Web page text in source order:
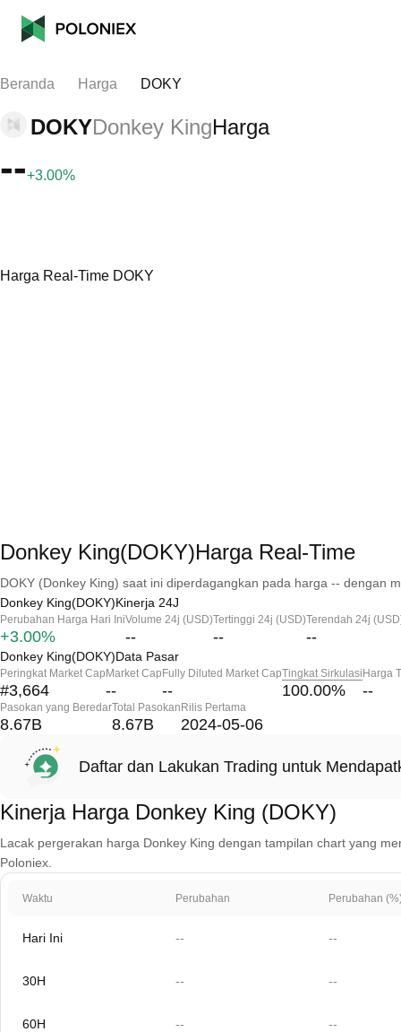
Beranda Harga DOKY
DOKYDonkey KingHarga
--+3.00%
Harga Real-Time DOKY
Donkey King(DOKY)Harga Real-Time
DOKY (Donkey King) saat ini diperdagangkan pada harga -- dengan
Donkey King(DOKY)Kinerja 24J
Perubahan Harga Hari Ini
+3.00%
Volume 24j (USD)
--
Tertinggi 24j (USD)
--
Terendah 24j
--
Donkey King(DOKY)Data Pasar
Peringkat Market Cap
#3,664
Market Cap
--
Fully Diluted Market Cap
--
Tingkat Sirkulasi
100.00%
Harga
--
Pasokan yang Beredar
8.67B
Total Pasokan
8.67B
Rilis Pertama
2024-05-06
Daftar dan Lakukan Trading untuk
Kinerja Harga Donkey King (DOKY)
Lacak pergerakan harga Donkey King dengan tampilan chart yang
Poloniex.
Waktu Perubahan Perubahan
Hari Ini -- --
30H -- --
60H -- --